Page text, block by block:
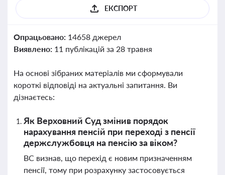
ЕКСПОРТ
Опрацьовано: 14658 джерел
Виявлено: 11 публікацій за 28 травня
На основі зібраних матеріалів ми сформували
короткі відповіді на актуальні запитання. Ви
дізнаєтесь:
Як Верховний Суд змінив порядок
нарахування пенсій при переході з пенсії
держслужбовця на пенсію за віком?
ВС визнав, що перехід є новим призначенням
пенсії, тому при розрахунку застосовується